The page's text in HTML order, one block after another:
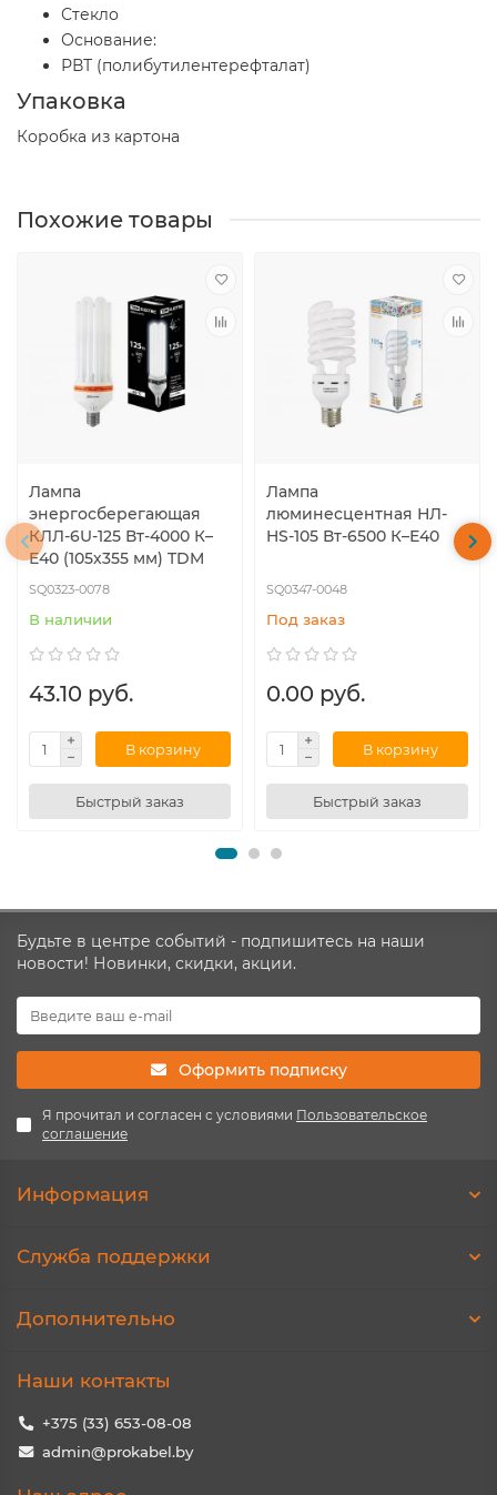
Стекло
Основание:
РВТ (полибутилентерефталат)
Упаковка
Коробка из картона
Похожие товары
Лампа
энергосберегающая
КЛЛ-6U-125 Вт-4000 К–
Е40 (105х355 мм) TDM
SQ0323-0078
В наличии
43.10 руб.
В корзину
Быстрый заказ
Лампа
люминесцентная НЛ-
HS-105 Вт-6500 К–Е40
SQ0347-0048
Под заказ
0.00 руб.
В корзину
Быстрый заказ
Будьте в центре событий - подпишитесь на наши
новости! Новинки, скидки, акции.
Оформить подписку
Я прочитал и согласен с условиями Пользовательское
соглашение
Информация
Служба поддержки
Дополнительно
Наши контакты
+375 (33) 653-08-08
admin@prokabel.by